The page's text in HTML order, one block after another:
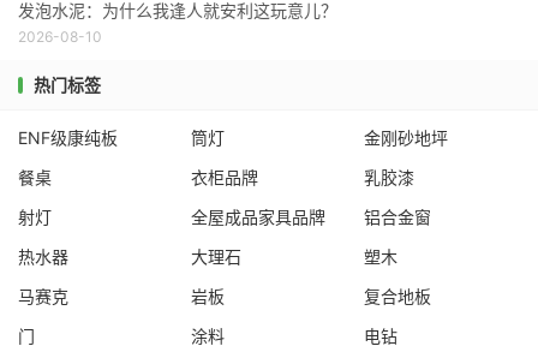
发泡水泥：为什么我逢人就安利这玩意儿？
2026-08-10
热门标签
ENF级康纯板 筒灯
金刚砂地坪
餐桌
衣柜品牌
乳胶漆
射灯
全屋成品家具品牌
铝合金窗
热水器
大理石
塑木
马赛克
岩板
复合地板
门
涂料 电钻